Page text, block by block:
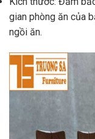
gian phòng ăn của
ngồi ăn.